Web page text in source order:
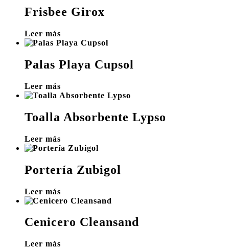
Frisbee Girox
Leer más
Palas Playa Cupsol
Leer más
Toalla Absorbente Lypso
Leer más
Portería Zubigol
Leer más
Cenicero Cleansand
Leer más